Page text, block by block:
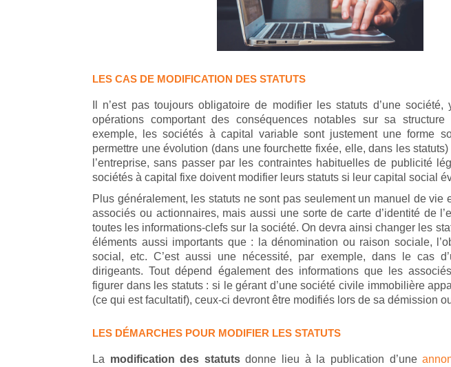
LES CAS DE MODIFICATION DES STATUTS
Il n’est pas toujours obligatoire de modifier les statuts d’une
opérations comportant des conséquences notables sur sa
exemple, les sociétés à capital variable sont justement une forme
permettre une évolution (dans une fourchette fixée, elle, dans les
l’entreprise, sans passer par les contraintes habituelles de publicité
sociétés à capital fixe doivent modifier leurs statuts si leur capital social
Plus généralement, les statuts ne sont pas seulement un manuel de vie
associés ou actionnaires, mais aussi une sorte de carte d’identité de
toutes les informations-clefs sur la société. On devra ainsi changer les
éléments aussi importants que : la dénomination ou raison sociale,
social, etc. C’est aussi une nécessité, par exemple, dans le cas
dirigeants. Tout dépend également des informations que les
figurer dans les statuts : si le gérant d’une société civile immobilière
(ce qui est facultatif), ceux-ci devront être modifiés lors de sa démission
LES DÉMARCHES POUR MODIFIER LES STATUTS
La modification des statutsdonne lieu à la publication d’une